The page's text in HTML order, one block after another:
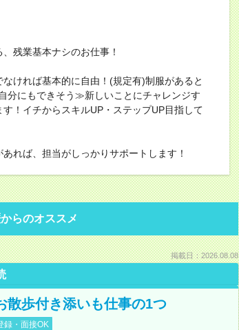
残業基本ナシのお仕事！
ければ基本的に自由！(規定有)制服があると
分にもできそう≫新しいことにチャレンジす
！イチからスキルUP・ステップUP目指して
れば、担当がしっかりサポートします！
らのオススメ
掲載日：2026.08.08
散歩付き添いも仕事の1つ
録・面接OK